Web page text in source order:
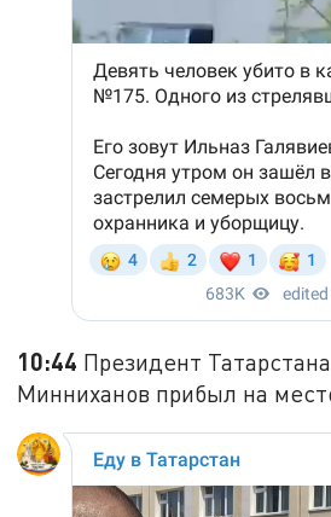
10:44 Президент
Минниханов прибыл на